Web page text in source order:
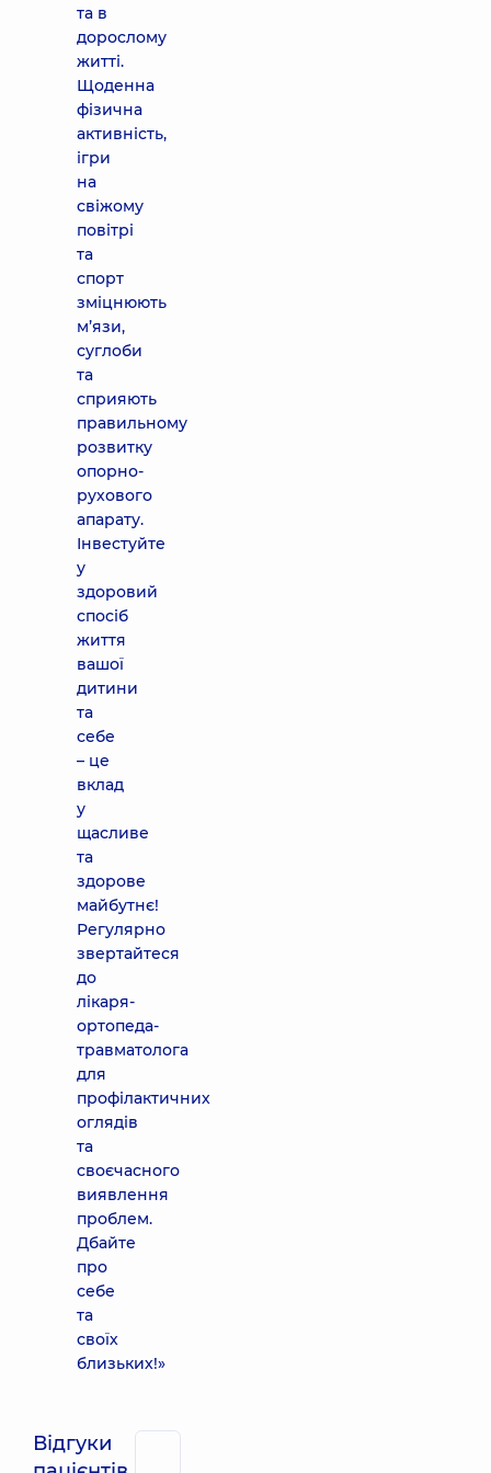
та в
дорослому
житті.
Щоденна
фізична
активність,
ігри
на
свіжому
повітрі
та
спорт
зміцнюють
м’язи,
суглоби
та
сприяють
правильному
розвитку
опорно-
рухового
апарату.
Інвестуйте
у
здоровий
спосіб
життя
вашої
дитини
та
себе
– це
вклад
у
щасливе
та
здорове
майбутнє!
Регулярно
звертайтеся
до
лікаря-
ортопеда-
травматолога
для
профілактичних
оглядів
та
своєчасного
виявлення
проблем.
Дбайте
про
себе
та
своїх
близьких!»
Відгуки